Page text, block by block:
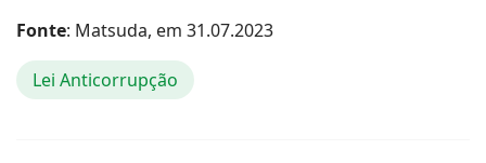
Fonte: Matsuda, em 31.07.2023
Lei Anticorrupção